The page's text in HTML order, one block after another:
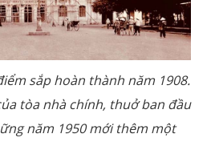
sắp hoàn thành năm 1908.
tòa nhà chính, thuở ban đầu
năm 1950 mới thêm một